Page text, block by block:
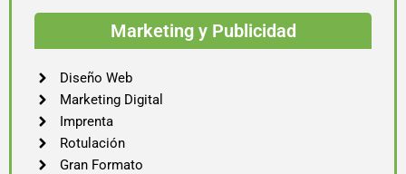
Marketing y Publicidad
Diseño Web
Marketing Digital
Imprenta
Rotulación
Gran Formato